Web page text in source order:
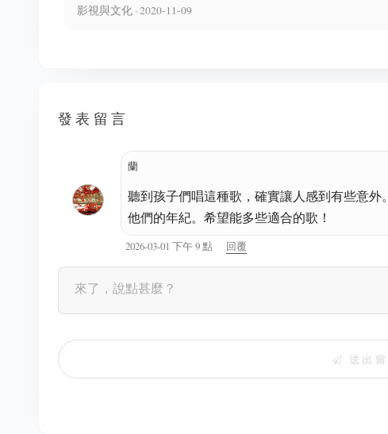
影視與文化 · 2020-11-09
發表留言
蘭
聽到孩子們唱這種歌，確實讓人感到有些意
他們的年紀。希望能多些適合的歌！
2026-03-01 下午 9 點 回覆
送出